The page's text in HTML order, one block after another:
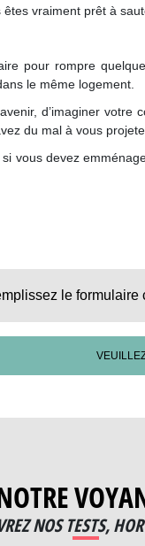
vraiment prêt à
pour rompre
le même logement.
d’imaginer
du mal à vous
vous devez
le
NOS TESTS,